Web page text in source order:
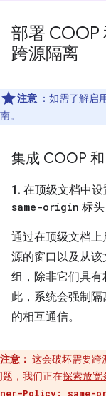
部署 COOP
跨源隔离
注意 ：如需了解启
南。
集成 COOP
1 . 在顶级文档中设
same-origin 标头
通过在顶级文档上
源的窗口以及从
组，除非它们具
此，系统会强制
的相互通信。
注意： 这会破坏需要跨
题，我们正在探索放宽
Policy: same-